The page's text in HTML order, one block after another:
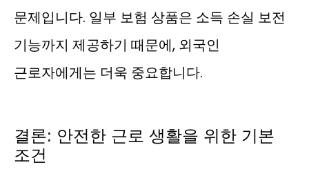
문제입니다. 일부 보험 상품은 소득 손실 보전
기능까지 제공하기 때문에, 외국인
근로자에게는 더욱 중요합니다.
결론: 안전한 근로 생활을 위한 기본
조건